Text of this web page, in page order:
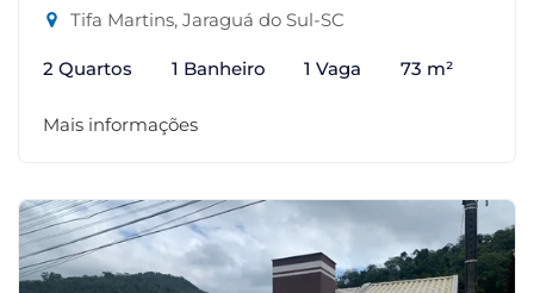
Tifa Martins, Jaraguá do Sul-SC
2 Quartos 1 Banheiro 1 Vaga 73 m²
Mais informações